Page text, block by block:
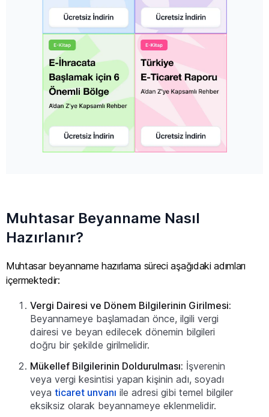
Muhtasar Beyanname Nasıl
Hazırlanır?
Muhtasar beyanname hazırlama süreci aşağıdaki adımları
içermektedir:
Vergi Dairesi ve Dönem Bilgilerinin Girilmesi:
Beyannameye başlamadan önce, ilgili vergi
dairesi ve beyan edilecek dönemin bilgileri
doğru bir şekilde girilmelidir.
Mükellef Bilgilerinin Doldurulması: İşverenin
veya vergi kesintisi yapan kişinin adı, soyadı
veya ticaret unvanı ile adresi gibi temel bilgiler
eksiksiz olarak beyannameye eklenmelidir.